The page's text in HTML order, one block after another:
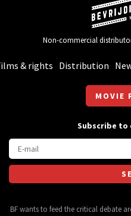
Non-commercial
& rights Distribution
MOVIE
Subscribe
BF wants to feed the critical debate